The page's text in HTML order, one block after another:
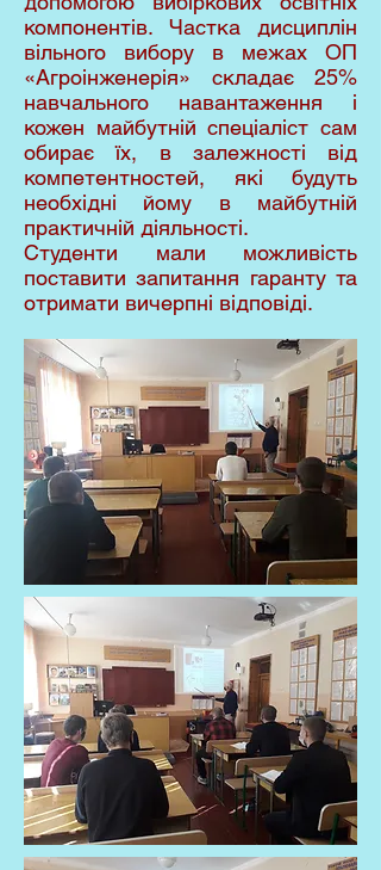
компонентів. Частка дисциплін
вільного вибору в межах ОП
«Агроінженерія» складає 25%
навчального навантаження і
кожен майбутній спеціаліст сам
обирає їх, в залежності від
компетентностей, які будуть
необхідні йому в майбутній
практичній діяльності.
Студенти мали можливість
поставити запитання гаранту та
отримати вичерпні відповіді.